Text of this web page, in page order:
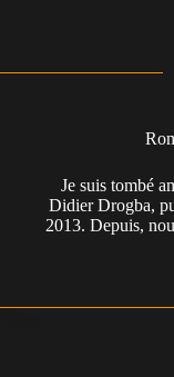
Je suis tombé
Didier Drogba,
2013. Depuis,